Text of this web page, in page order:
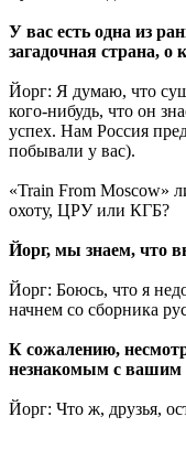
У вас есть одна из
загадочная страна, о
Йорг: Я думаю, что
кого-нибудь, что он
успех. Нам Россия
побывали у вас).
«Train From Moscow»
охоту, ЦРУ или КГБ?
Йорг, мы знаем, что
Йорг: Боюсь, что я
начнем со сборника
К сожалению,
незнакомым с вашим
Йорг: Что ж, друзья,